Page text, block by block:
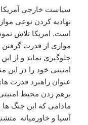
سیاست خارجی آمریکا
نهادیه کردن نوعی
است. امریکا تلاش
موازی از قدرت
جلوگیری نماید و از
امنیتی خود را در این
عنوان راهبرد قدرت
برهم زدن محیط
مادامی که این جنگ
آسیا و خاورمیانه